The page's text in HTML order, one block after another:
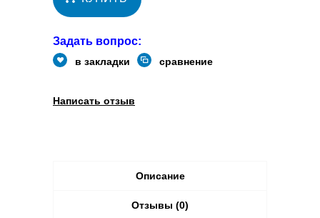
Задать вопрос:
в закладки сравнение
Написать отзыв
Описание
Отзывы (0)